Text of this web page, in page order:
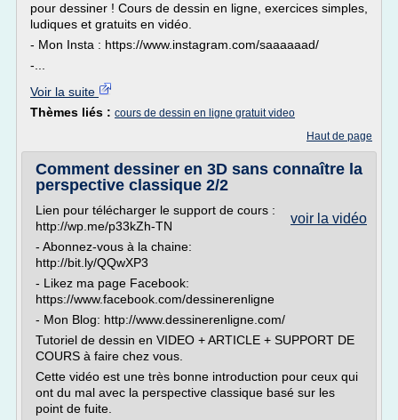
pour dessiner ! Cours de dessin en ligne, exercices simples,
ludiques et gratuits en vidéo.
- Mon Insta : https://www.instagram.com/saaaaaad/
-...
Voir la suite
Thèmes liés : cours de dessin en ligne gratuit video
Haut de page
Comment dessiner en 3D sans connaître la
perspective classique 2/2
voir la vidéo
Lien pour télécharger le support de cours :
http://wp.me/p33kZh-TN
- Abonnez-vous à la chaine:
http://bit.ly/QQwXP3
- Likez ma page Facebook:
https://www.facebook.com/dessinerenligne
- Mon Blog: http://www.dessinerenligne.com/
Tutoriel de dessin en VIDEO + ARTICLE + SUPPORT DE
COURS à faire chez vous.
Cette vidéo est une très bonne introduction pour ceux qui
ont du mal avec la perspective classique basé sur les
point de fuite.